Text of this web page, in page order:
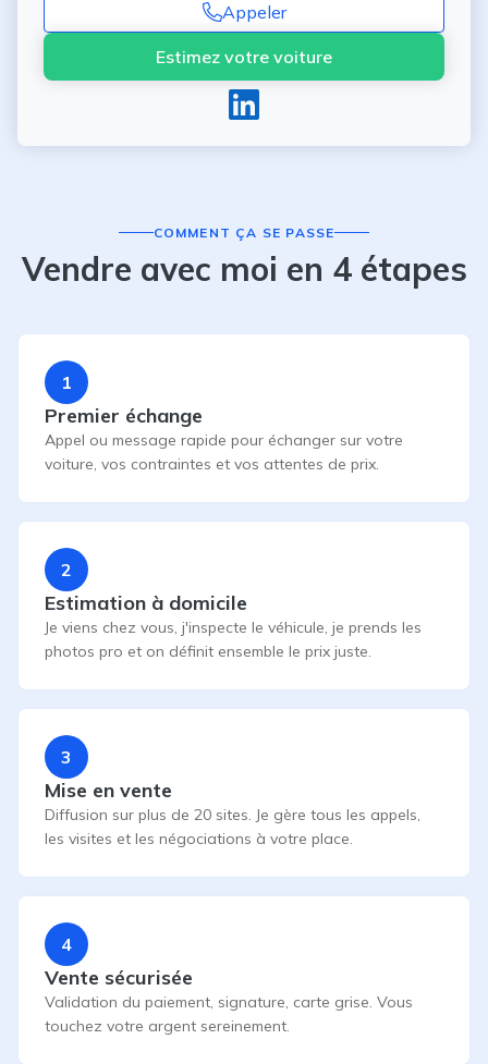
Appeler
Estimez votre voiture
COMMENT ÇA SE PASSE
Vendre avec moi en 4 étapes
1
Premier échange
Appel ou message rapide pour échanger sur votre
voiture, vos contraintes et vos attentes de prix.
2
Estimation à domicile
Je viens chez vous, j'inspecte le véhicule, je prends les
photos pro et on définit ensemble le prix juste.
3
Mise en vente
Diffusion sur plus de 20 sites. Je gère tous les appels,
les visites et les négociations à votre place.
4
Vente sécurisée
Validation du paiement, signature, carte grise. Vous
touchez votre argent sereinement.